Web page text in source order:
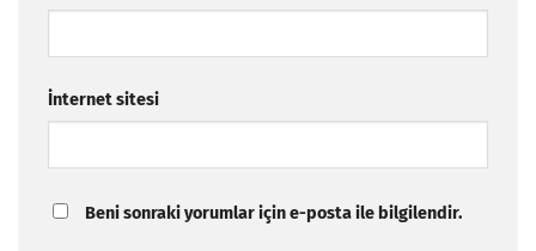
İnternet sitesi
Beni sonraki yorumlar için e-posta ile bilgilendir.